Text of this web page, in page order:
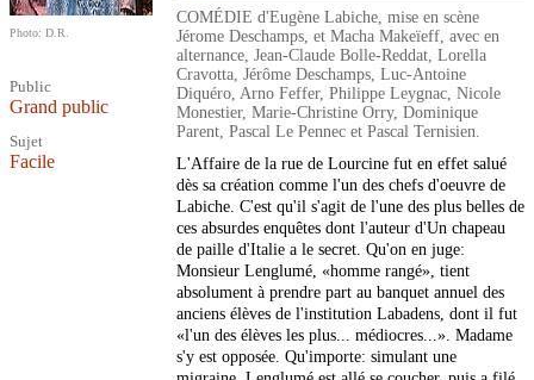
Photo: D.R.
Public
Grand public
Sujet
Facile
COMÉDIE d'Eugène Labiche, mise en scène
Jérome Deschamps, et Macha Makeïeff, avec en
alternance, Jean-Claude Bolle-Reddat, Lorella
Cravotta, Jérôme Deschamps, Luc-Antoine
Diquéro, Arno Feffer, Philippe Leygnac, Nicole
Monestier, Marie-Christine Orry, Dominique
Parent, Pascal Le Pennec et Pascal Ternisien.
L'Affaire de la rue de Lourcine fut en effet salué
dès sa création comme l'un des chefs d'oeuvre de
Labiche. C'est qu'il s'agit de l'une des plus belles de
ces absurdes enquêtes dont l'auteur d'Un chapeau
de paille d'Italie a le secret. Qu'on en juge:
Monsieur Lenglumé, «homme rangé», tient
absolument à prendre part au banquet annuel des
anciens élèves de l'institution Labadens, dont il fut
«l'un des élèves les plus... médiocres...». Madame
s'y est opposée. Qu'importe: simulant une